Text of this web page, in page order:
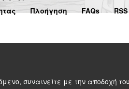
Πλοήγηση FAQs RSS
συναινείτε με την αποδοχή